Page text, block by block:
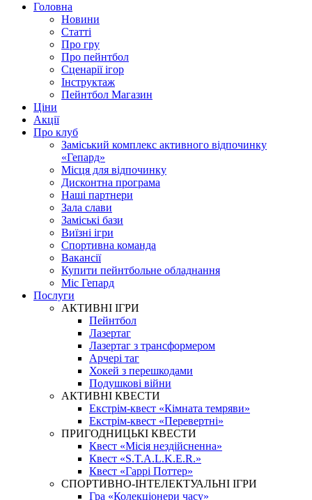
Головна
Новини
Статті
Про гру
Про пейнтбол
Сценарії ігор
Інструктаж
Пейнтбол Магазин
Ціни
Акції
Про клуб
Заміський комплекс активного відпочинку
«Гепард»
Місця для відпочинку
Дисконтна програма
Наші партнери
Зала слави
Заміські бази
Виїзні ігри
Спортивна команда
Вакансії
Купити пейнтбольне обладнання
Міс Гепард
Послуги
АКТИВНІ ІГРИ
Пейнтбол
Лазертаг
Лазертаг з трансформером
Арчері таг
Хокей з перешкодами
Подушкові війни
АКТИВНІ КВЕСТИ
Екстрім-квест «Кімната темряви»
Екстрім-квест «Перевертні»
ПРИГОДНИЦЬКІ КВЕСТИ
Квест «Місія нездійсненна»
Квест «S.T.A.L.K.E.R.»
Квест «Гаррі Поттер»
СПОРТИВНО-ІНТЕЛЕКТУАЛЬНІ ІГРИ
Гра «Колекціонери часу»